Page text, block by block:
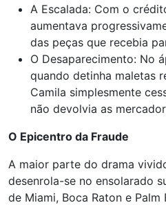
A Escalada: Com o
aumentava
das peças que recebia
O Desaparecimento: No
quando detinha maletas
Camila simplesmente
não devolvia as
O Epicentro da Fraude
A maior parte do drama
desenrola-se no ensolarado
de Miami, Boca Raton e